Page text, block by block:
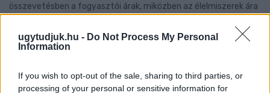
ugytudjuk.hu - Do Not Process My Personal
Information
If you wish to opt-out of the sale, sharing to third parties, or
processing of your personal or sensitive information for
összevetésben a fogyasztói árak, miközben az élelmiszerek ára
Szólj hozzá!